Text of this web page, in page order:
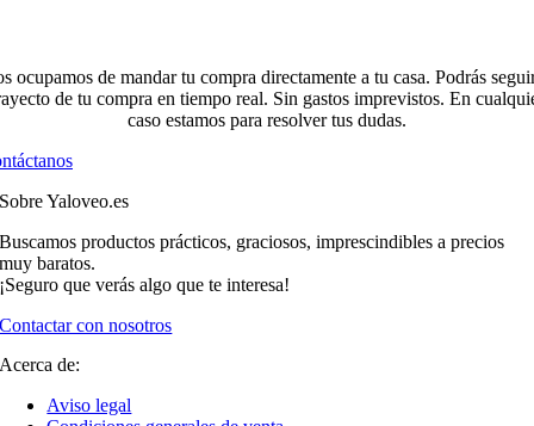
ocupamos de mandar tu compra directamente a tu casa. Podrás
de tu compra en tiempo real. Sin gastos imprevistos. En
caso estamos para resolver tus dudas.
Sobre Yaloveo.es
Buscamos productos prácticos, graciosos, imprescindibles a precios
muy baratos.
¡Seguro que verás algo que te interesa!
Contactar con nosotros
Acerca de:
Aviso legal